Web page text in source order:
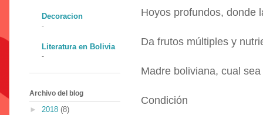
Hoyos profundos, donde
Da frutos múltiples y
Madre boliviana, cual
Condición
Decoracion
-
Literatura en Bolivia
-
Archivo del blog
► 2018 (8)